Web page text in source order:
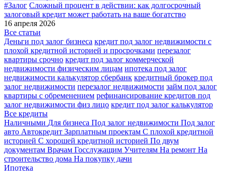
#Залог Сложный процент в действии: как долгосрочный
залоговый кредит может работать на ваше богатство
16 апреля 2026
Все статьи
Деньги под залог бизнеса кредит под залог недвижимости с
плохой кредитной историей и просрочками перезалог
квартиры срочно кредит под залог коммерческой
недвижимости физическим лицам ипотека под залог
недвижимости калькулятор сбербанк кредитный брокер под
залог недвижимости перезалог недвижимости займ под залог
квартиры с обременением рефинансирование кредитов под
залог недвижимости физ лицо кредит под залог калькулятор
Все кредиты
Наличными Для бизнеса Под залог недвижимости Под залог
авто Автокредит Зарплатным проектам С плохой кредитной
историей С хорошей кредитной историей По двум
документам Врачам Госслужащим Учителям На ремонт На
строительство дома На покупку дачи
Ипотека